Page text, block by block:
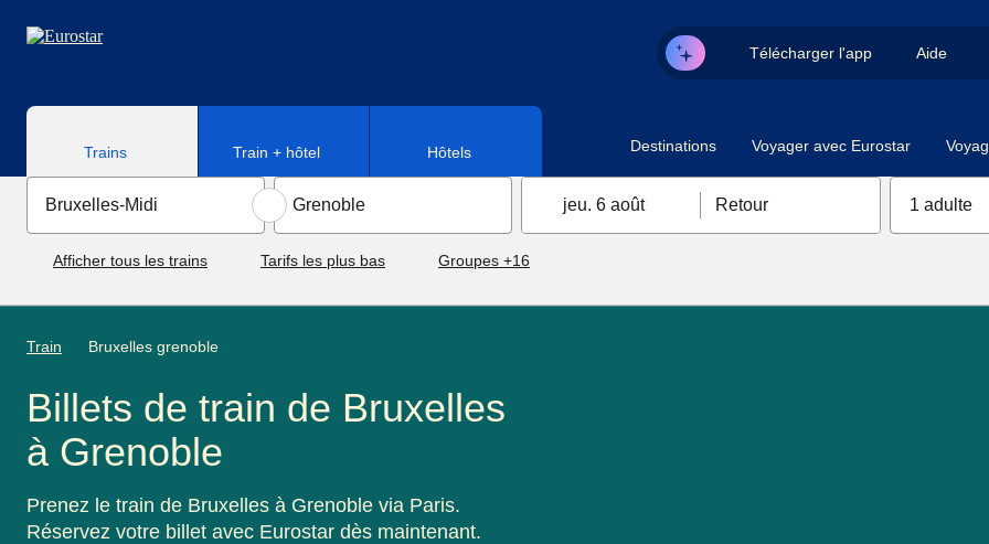
Télécharger l'app Aide
Trains Train + hôtel Hôtels Destinations Voyager avec Eurostar
jeu. 6 août Retour 1 adulte
Afficher tous les trains Tarifs les plus bas Groupes +16
Train Bruxelles grenoble
Billets de train de Bruxelles
à Grenoble
Prenez le train de Bruxelles à Grenoble via Paris.
Réservez votre billet avec Eurostar dès maintenant.